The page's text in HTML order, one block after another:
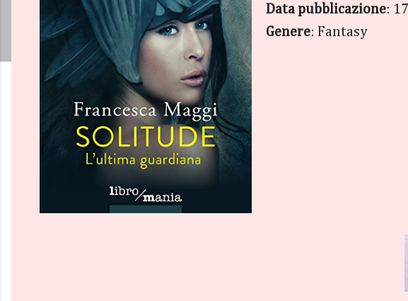
Data pubblicazione:
Genere: Fantasy